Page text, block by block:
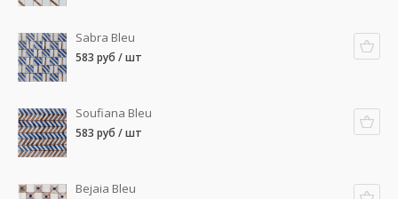
Sabra Bleu
583 руб / шт
Soufiana Bleu
583 руб / шт
Bejaia Bleu